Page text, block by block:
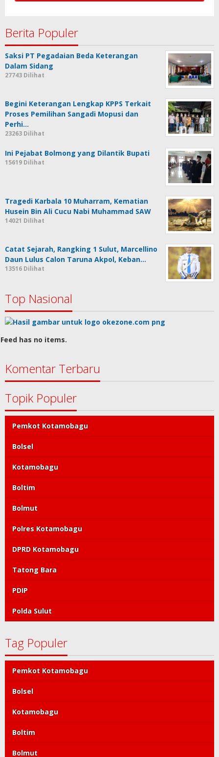
Berita Populer
Saksi PT Pegadaian Beda Keterangan
Dalam Sidang
27743 Dilihat
Begini Keterangan Lengkap KPPS Terkait
Proses Pemilihan Sangadi Mopusi dan
Perhi…
23263 Dilihat
Ini Pejabat Bolmong yang Dilantik Bupati
15619 Dilihat
Tragedi Karbala 10 Muharram, Kematian
Husein Bin Ali Cucu Nabi Muhammad SAW
14021 Dilihat
Catat Sejarah, Rangking 1 Sulut, Marcellino
Daun Lulus Calon Taruna Akpol, Keban…
13516 Dilihat
Top Nasional
Feed has no items.
Komentar Terbaru
Topik Populer
Pemkot Kotamobagu
Bolsel
Kotamobagu
Boltim
Bolmut
Polres Kotamobagu
DPRD Kotamobagu
Tatong Bara
PDIP
Polda Sulut
Tag Populer
Pemkot Kotamobagu
Bolsel
Kotamobagu
Boltim
Bolmut